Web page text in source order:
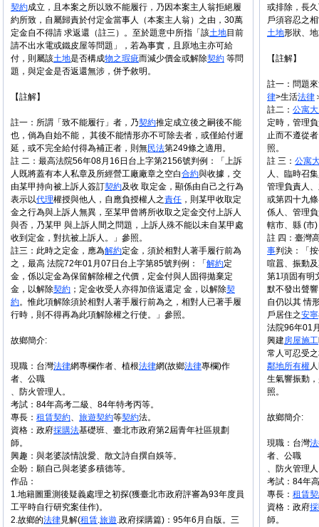
契約成立，且本案之所以致不能履行，乃因本案主人翁拒絕履
約所致，自屬歸責於付定金當事人（本案主人翁）之由，30萬
定金自不得請 求返還（註三）。至於題意中所指「該土地目前
請不出水電或鐵皮屋等問題」，若為事實，且原地主亦可給
付，則屬該土地是否構成物之瑕疵而減少價金或解除契約 等問
題，與定金是否返還無涉，併予敘明。
【註解】
註一：所謂「致不能履行」者，乃契約推定成立後之嗣後不能
也，倘為自始不能， 其後不能情形亦不可除去者，或僅給付遲
延，或不完全給付得為補正者，則無民法第249條之適用。
註 二：最高法院56年08月16日台上字第2156號判例：「上訴
人既將蓋有本人私章及所經營工廠廠章之空白合約與收據，交
由某甲持向被上訴人簽訂契約及收 取定金，顯係由自己之行為
表示以代理權授與他人，自應負授權人之責任 ，則某甲收取定
金之行為與上訴人無異，至某甲曾將所收取之定金交付上訴人
與否，乃某甲 與上訴人間之問題，上訴人殊不能以未自某甲處
收到定金，對抗被上訴人。」參照。
註三：此時之定金，應為解約定金，須於相對人著手履行前為
之，最高 法院72年01月07日台上字第85號判例：「 解約定
金，係以定金為保留解除權之代價，定金付與人固得拋棄定
金，以解除契約 ；定金收受人亦得加倍返還定 金，以解除契
約。惟此項解除須於相對人著手履行前為之，相對人已著手履
行時，則不得再為此項解除權之行使。」參照。
故鄉簡介:
現職：台灣法律網專欄作者、植根法律網(故鄉法律專欄)作
者、公職
、防火管理人。
考試：84年高考二級、84年特考丙等。
專長： 租賃契約、 旅遊契約等契約法。
資格：政府採購法基礎班、臺北市政府第2屆青年社區規劃
師。
興趣：與老婆談情說愛、散文詩自撰自娛等。
企盼：願自己與老婆多積德等。
作品：
1.地籍圖重測後疑義處理之初探(獲臺北市政府評審為93年度員
工平時自行研究案佳作)。
2.故鄉的法律見解(租賃.旅遊.政府採購篇)：95年6月自版。三
或排除，長
戶須容忍之
土地形狀、
【註解】
註一：問題
律>生活法律
註二： 公寓
定時，管理
止而不遵從
照。
註 三： 公寓
人、臨時召
管理負責人
或第四十九
係人、管理
轄市、縣 (市
註 四：臺灣
事判決：「
喧囂、振動
第1項固有明
默不發出聲
自仍以其 情
戶居住之安寧
法院96年01
興建房屋施工
常人可忍受
鄰地所有權
生氣響振動
照。
故鄉簡介:
現職：台灣
者、公職
、防火管理
考試：84年
專長： 租賃
資格：政府
師。